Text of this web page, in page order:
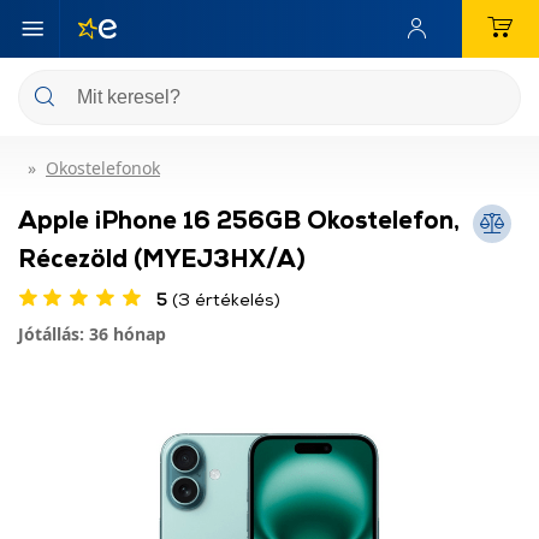
Okostelefonok
Apple iPhone 16 256GB Okostelefon,
Récezöld (MYEJ3HX/A)
5 (3 értékelés)
Jótállás: 36 hónap